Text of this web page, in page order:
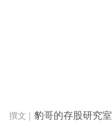
豹哥的存股研究室